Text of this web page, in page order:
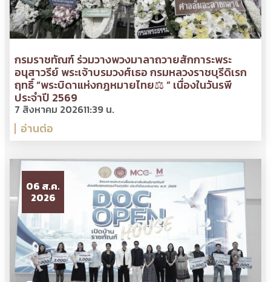
กรมราชทัณฑ์ ร่วมวางพวงมาลาถวายสักการะพระ
อนุสาวรีย์ พระเจ้าบรมวงศ์เธอ กรมหลวงราชบุรีดิเรก
ฤทธิ์ “พระบิดาแห่งกฎหมายไทย⚖ ” เนื่องในวันรพี
ประจำปี 2569
7 สิงหาคม 202611:39 น.
อ่านต่อ
06 ส.ค.
2026